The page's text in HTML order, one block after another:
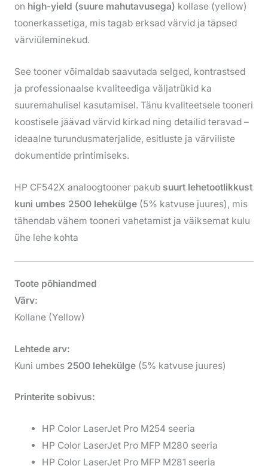
on high-yield (suure mahutavusega) kollase (yellow)
toonerkassetiga, mis tagab erksad värvid ja täpsed
värviüleminekud.
See tooner võimaldab saavutada selged, kontrastsed
ja professionaalse kvaliteediga väljatrükid ka
suuremahulisel kasutamisel. Tänu kvaliteetsele tooneri
koostisele jäävad värvid kirkad ning detailid teravad –
ideaalne turundusmaterjalide, esitluste ja värviliste
dokumentide printimiseks.
HP CF542X analoogtooner pakub suurt lehetootlikkust
kuni umbes 2500 lehekülge(5% katvuse juures), mis
tähendab vähem tooneri vahetamist ja väiksemat kulu
ühe lehe kohta
Toote põhiandmed
Värv:
Kollane (Yellow)
Lehtede arv:
Kuni umbes 2500 lehekülge(5% katvuse juures)
Printerite sobivus:
HP Color LaserJet Pro M254 seeria
HP Color LaserJet Pro MFP M280 seeria
HP Color LaserJet Pro MFP M281 seeria